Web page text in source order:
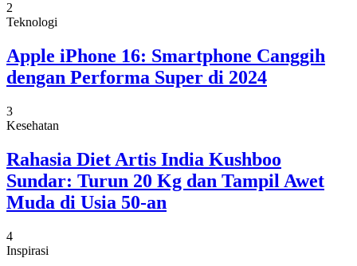
2
Teknologi
Apple iPhone 16: Smartphone Canggih
dengan Performa Super di 2024
3
Kesehatan
Rahasia Diet Artis India Kushboo
Sundar: Turun 20 Kg dan Tampil Awet
Muda di Usia 50-an
4
Inspirasi